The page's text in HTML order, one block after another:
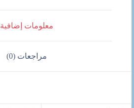
معلومات إضافية
مراجعات (0)